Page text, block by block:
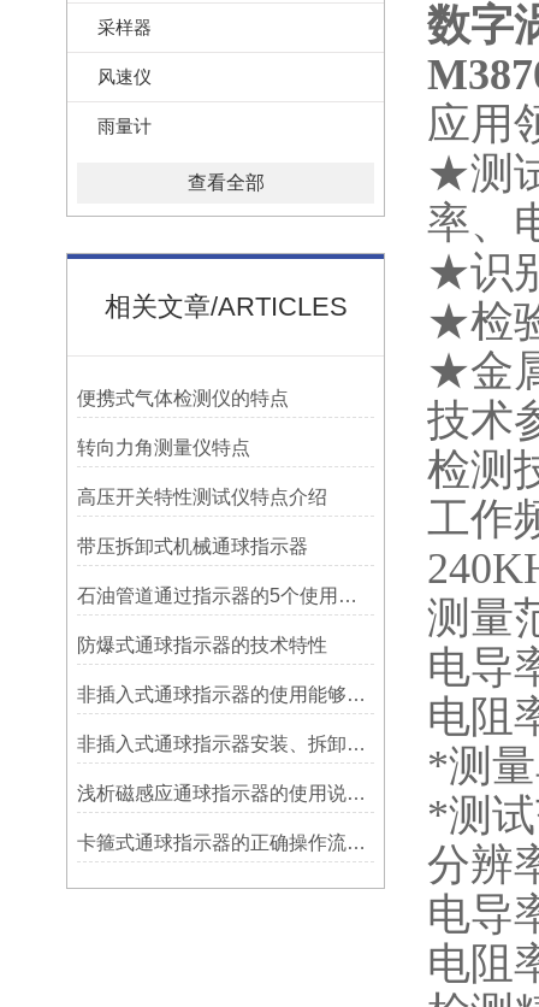
采样器
风速仪
雨量计
查看全部
相关文章/ARTICLES
便携式气体检测仪的特点
转向力角测量仪特点
高压开关特性测试仪特点介绍
带压拆卸式机械通球指示器
石油管道通过指示器的5个使用说明
防爆式通球指示器的技术特性
非插入式通球指示器的使用能够满足各类管道的要求
非插入式通球指示器安装、拆卸灵活方便
浅析磁感应通球指示器的使用说明及特点
卡箍式通球指示器的正确操作流程介绍
数字
应用
★测
率、
★识
★检
★金
技术
检测
工作
测量
电导
电阻
*测
*测
分辨
电导
电阻